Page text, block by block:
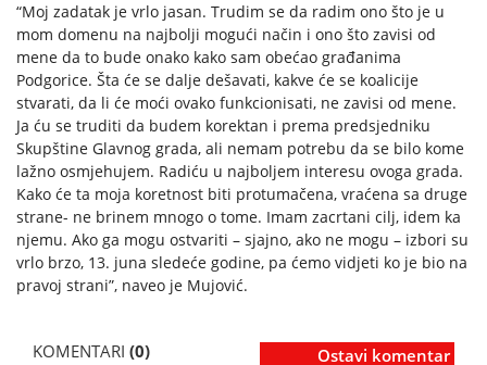
“Moj zadatak je vrlo jasan. Trudim se da radim ono što je u
mom domenu na najbolji mogući način i ono što zavisi od
mene da to bude onako kako sam obećao građanima
Podgorice. Šta će se dalje dešavati, kakve će se koalicije
stvarati, da li će moći ovako funkcionisati, ne zavisi od mene.
Ja ću se truditi da budem korektan i prema predsjedniku
Skupštine Glavnog grada, ali nemam potrebu da se bilo kome
lažno osmjehujem. Radiću u najboljem interesu ovoga grada.
Kako će ta moja koretnost biti protumačena, vraćena sa druge
strane- ne brinem mnogo o tome. Imam zacrtani cilj, idem ka
njemu. Ako ga mogu ostvariti – sjajno, ako ne mogu – izbori su
vrlo brzo, 13. juna sledeće godine, pa ćemo vidjeti ko je bio na
pravoj strani”, naveo je Mujović.
KOMENTARI (0) Ostavi komentar